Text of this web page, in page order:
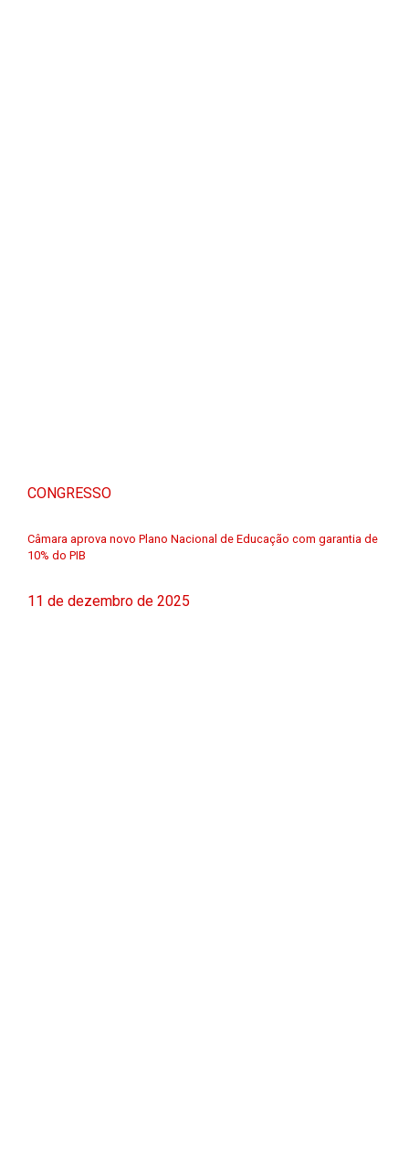
CONGRESSO
Câmara aprova novo Plano Nacional de Educação com garantia de
10% do PIB
11 de dezembro de 2025